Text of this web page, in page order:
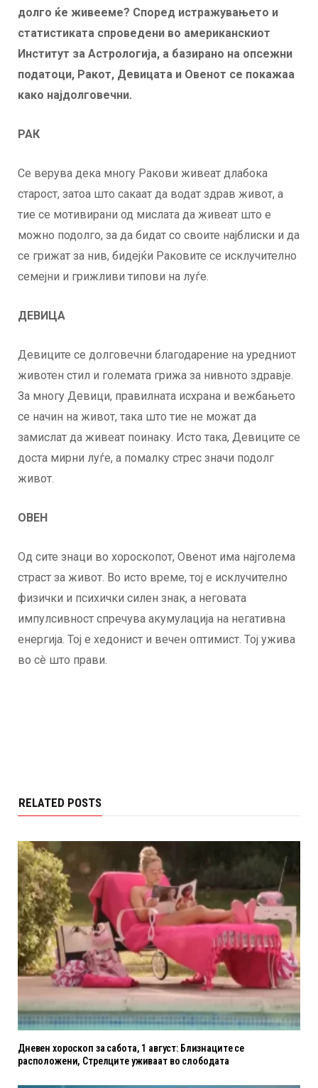
долго ќе живееме? Според истражувањето и
статистиката спроведени во американскиот
Институт за Астрологија, а базирано на опсежни
податоци, Ракот, Девицата и Овенот се покажаа
како најдолговечни.
РАК
Се верува дека многу Ракови живеат длабока
старост, затоа што сакаат да водат здрав живот, а
тие се мотивирани од мислата да живеат што е
можно подолго, за да бидат со своите најблиски и да
се грижат за нив, бидејќи Раковите се исклучително
семејни и грижливи типови на луѓе.
ДЕВИЦА
Девиците се долговечни благодарение на уредниот
животен стил и големата грижа за нивното здравје.
За многу Девици, правилната исхрана и вежбањето
се начин на живот, така што тие не можат да
замислат да живеат поинаку. Исто така, Девиците се
доста мирни луѓе, а помалку стрес значи подолг
живот.
ОВЕН
Од сите знаци во хороскопот, Овенот има најголема
страст за живот. Во исто време, тој е исклучително
физички и психички силен знак, а неговата
импулсивност спречува акумулација на негативна
енергија. Тој е хедонист и вечен оптимист. Тој ужива
во сè што прави.
RELATED POSTS
Дневен хороскоп за сабота, 1 август: Близнаците се
расположени, Стрелците уживаат во слободата